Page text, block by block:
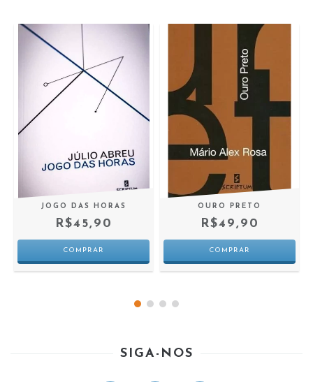
JOGO DAS HORAS
R$45,90
OURO PRETO
R$49,90
SIGA-NOS